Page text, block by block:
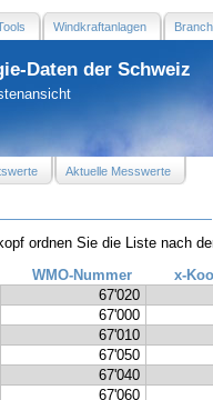
Windkraftanlagen
Daten der Schweiz
Aktuelle Messwerte
ordnen Sie die Liste nach
WMO-Nummer x-
67'020
67'000
67'010
67'050
67'040
67'060